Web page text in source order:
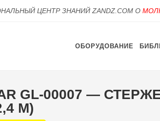
ЦЕНТР ЗНАНИЙ ZANDZ.COM О
ОБОРУДОВАНИЕ
GL-00007 —
М)